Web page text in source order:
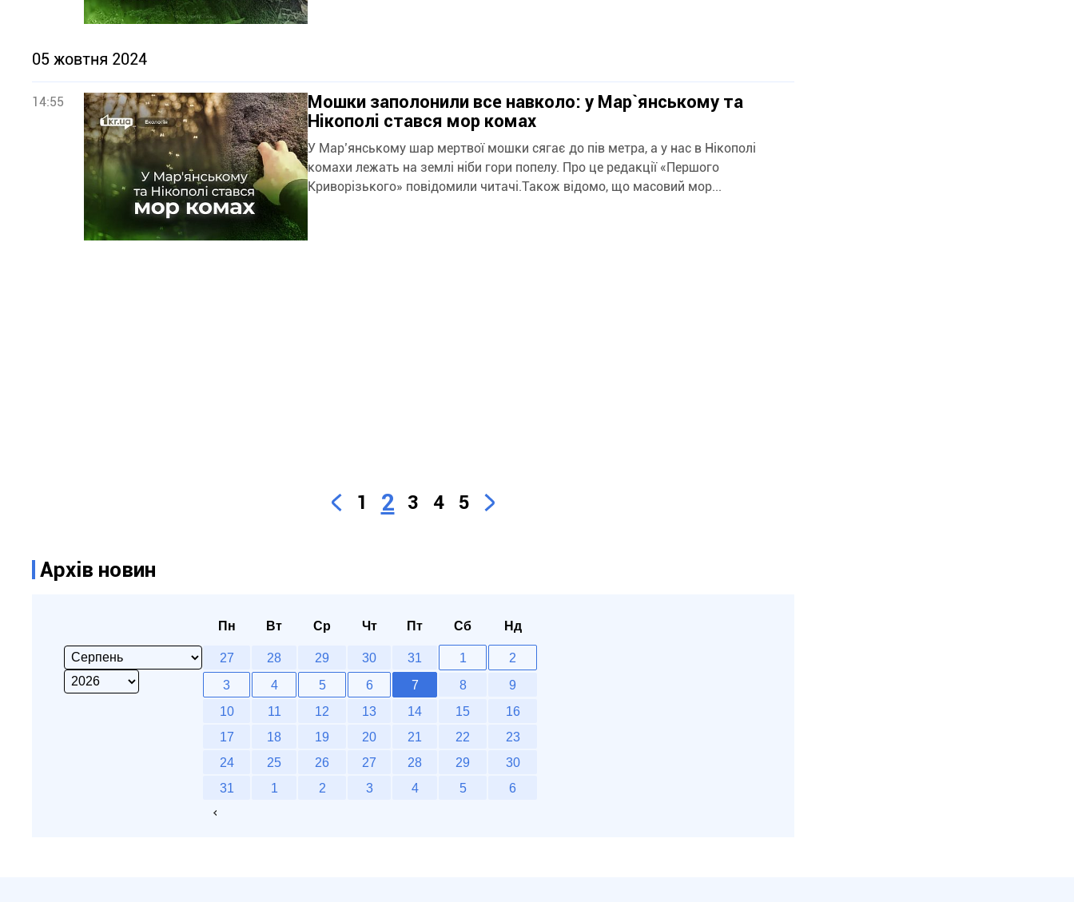
05 жовтня 2024
14:55
Мошки заполонили все навколо: у Мар`янському та
Нікополі стався мор комах
У Мар’янському шар мертвої мошки сягає до пів метра, а у нас в Нікополі
комахи лежать на землі ніби гори попелу. Про це редакції «Першого
Криворізького» повідомили читачі.Також відомо, що масовий мор...
1 2 3 4 5
Архів новин
Пн Вт Ср Чт Пт Сб Нд
27 28 29 30 31 1
2
3
4 5 6 7 8
9
10
11 12 13 14 15
16
17
18 19 20 21 22
23
24
25 26 27 28 29
30
31
1 2 3 4 5 6